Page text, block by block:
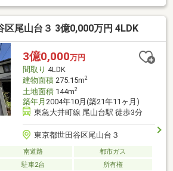
□□バレッグスの特徴□□東
リアに特化した10店舗展開！創業から30
産仕入・賃貸仲介・賃貸管理・リノベー
角的に展開しております。城南エリアの
お付き合いをして得られた情報を惜しみ
■ご案内ご希望／資料のご請求はお気軽
区尾山台３ 3億0,000万円 4LDK
3億0,000万円
間取り 4LDK
建物面積275.15m2
土地面積144m2
築年月 2004年10月(築21年11ヶ月)
東急大井町線 尾山台駅 徒歩3分
東京都世田谷区尾山台３
南道路
都市ガス
駐車2台 所有権